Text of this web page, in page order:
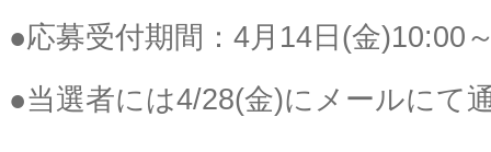
●応募受付期間：4月14日(金)10:00
●当選者には4/28(金)にメールにて